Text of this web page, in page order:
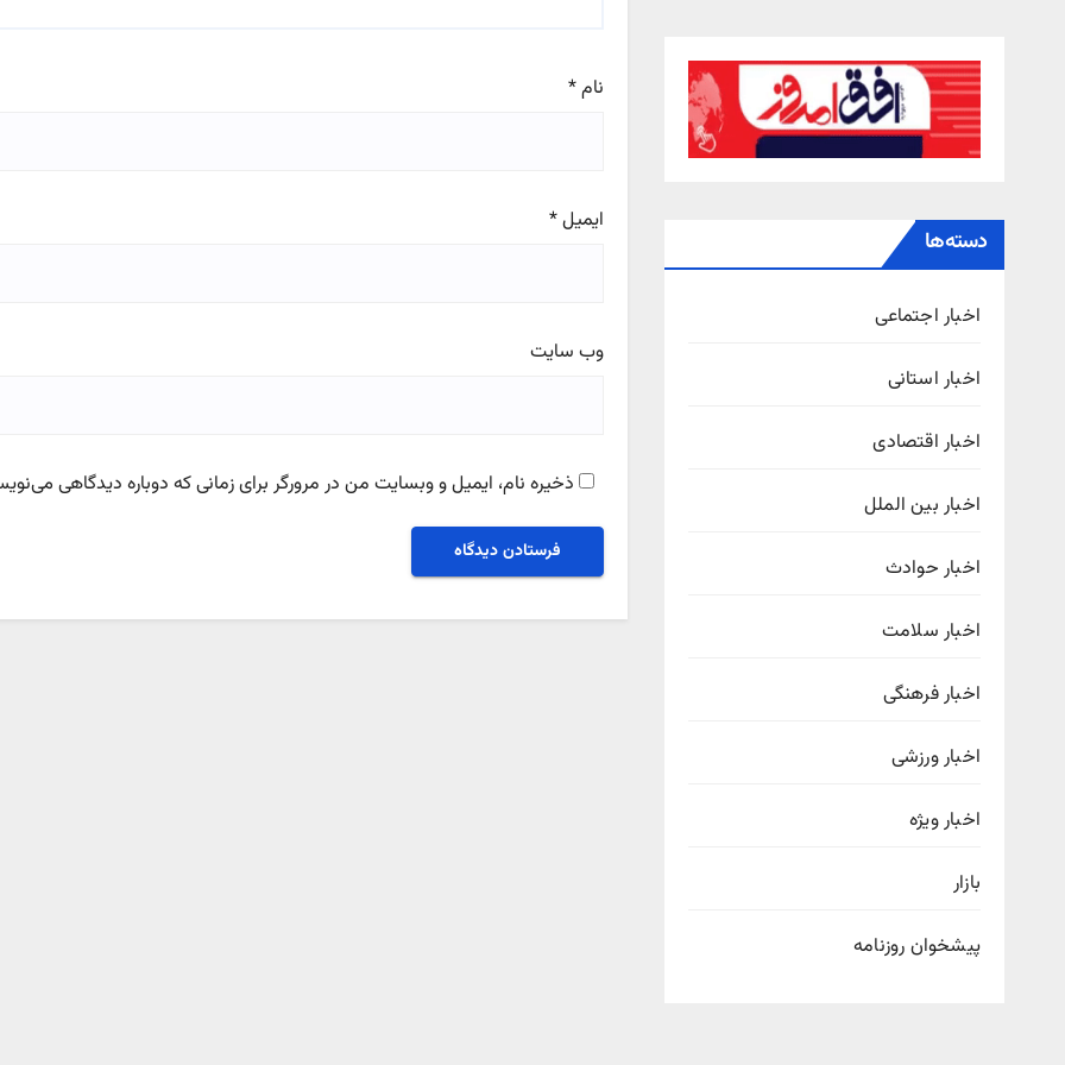
دسته‌ها
اخبار اجتماعی
اخبار استانی
اخبار اقتصادی
اخبار بین الملل
اخبار حوادث
اخبار سلامت
اخبار فرهنگی
اخبار ورزشی
اخبار ویژه
بازار
پیشخوان روزنامه
نام*
ایمیل*
وب‌ سایت
ذخیره نام، ایمیل و وبسایت من در مرورگر برای زمانی که دوباره دیدگاهی